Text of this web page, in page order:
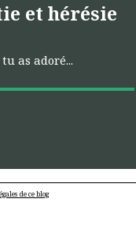
et hérésie
as adoré...
de ce blog